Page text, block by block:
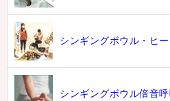
シンギングボウル・ヒ
シンギングボウル倍音